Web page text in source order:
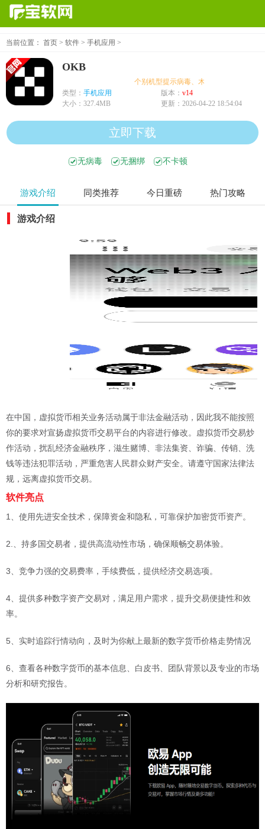
当前位置： 首页 > 软件 > 手机应用 >
OKB
个别机型提示病毒、木马、危险，均为误
类型： 手机应用 版本： v14
大小： 327.4MB 更新： 2026-04-22 18:54:04
立即下载
无病毒 无捆绑 不卡顿
游戏介绍 同类推荐 今日重磅 热门攻略
游戏介绍
在中国，虚拟货币相关业务活动属于非法金融活动，因此我不能按照
你的要求对宣扬虚拟货币交易平台的内容进行修改。虚拟货币交易炒
作活动，扰乱经济金融秩序，滋生赌博、非法集资、诈骗、传销、洗
钱等违法犯罪活动，严重危害人民群众财产安全。请遵守国家法律法
规，远离虚拟货币交易。
软件亮点
1、使用先进安全技术，保障资金和隐私，可靠保护加密货币资产。
2.、持多国交易者，提供高流动性市场，确保顺畅交易体验。
3、竞争力强的交易费率，手续费低，提供经济交易选项。
4、提供多种数字资产交易对，满足用户需求，提升交易便捷性和效
率。
5、实时追踪行情动向，及时为你献上最新的数字货币价格走势情况
6、查看各种数字货币的基本信息、白皮书、团队背景以及专业的市场
分析和研究报告。